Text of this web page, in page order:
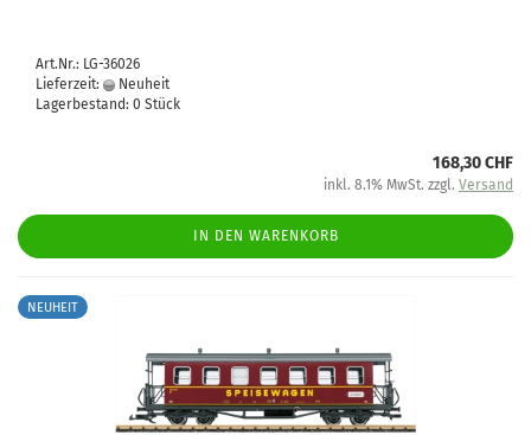
Art.Nr.: LG-36026
Lieferzeit:
Neuheit
Lagerbestand: 0 Stück
168,30 CHF
inkl. 8.1% MwSt. zzgl. Versand
IN DEN WARENKORB
NEUHEIT